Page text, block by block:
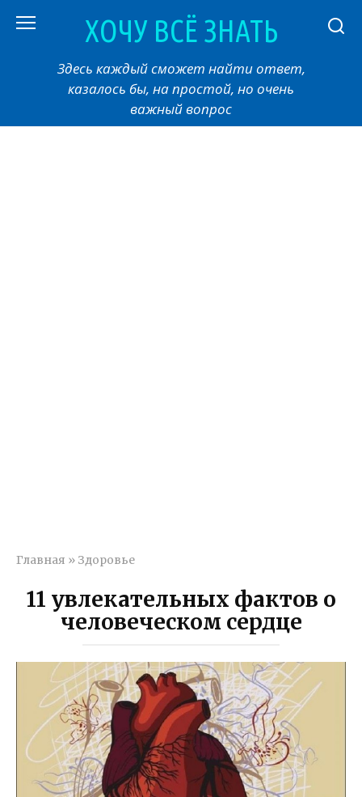
ХОЧУ ВСЁ ЗНАТЬ
Здесь каждый сможет найти ответ,
казалось бы, на простой, но очень
важный вопрос
Главная » Здоровье
11 увлекательных фактов о
человеческом сердце